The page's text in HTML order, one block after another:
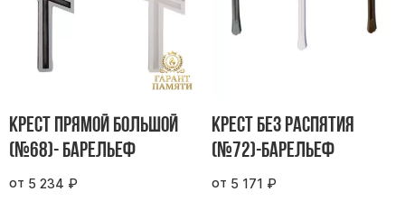
Памятники современные
Памятники стандартные
Памятники черные
Памятники со свечей
Памятники в форме волны
Крест прямой большой
(№68)- барельеф
от 5 234 ₽
Крест без распятия
(№72)-барельеф
от 5 171 ₽